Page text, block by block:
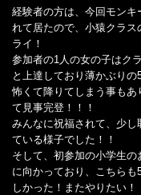
経験者の方は、今回モン
れて居たので、小猿クラス
ライ！
参加者の1人の女の子はク
と上達しており薄かぶり
怖くて降りてしまう事も
て見事完登！！！
みんなに祝福されて、少
ている様子でした！！
そして、初参加の小学生
に向かっており、こちら
しかった！またやりたい